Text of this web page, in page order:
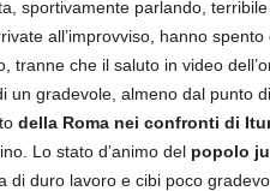
sportivamente parlando,
all’improvviso, hanno
tranne che il saluto in video
un gradevole, almeno dal punto
della Roma nei confronti di
Lo stato d’animo del popolo
di duro lavoro e cibi poco